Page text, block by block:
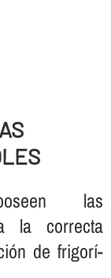
las
la correcta
de frigorí­